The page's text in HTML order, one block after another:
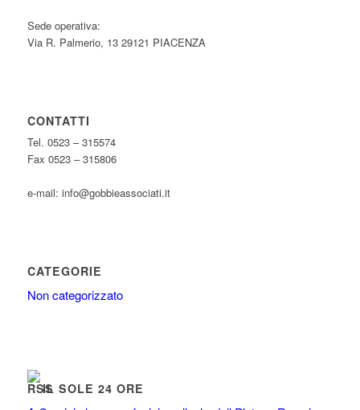
Sede operativa:
Via R. Palmerio, 13 29121 PIACENZA
CONTATTI
Tel. 0523 – 315574
Fax 0523 – 315806
e-mail: info@gobbieassociati.it
CATEGORIE
Non categorizzato
IL SOLE 24 ORE